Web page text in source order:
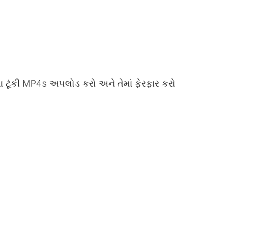
ટૂંકી MP4s અપલોડ કરો અને તેમાં ફેરફાર કરો